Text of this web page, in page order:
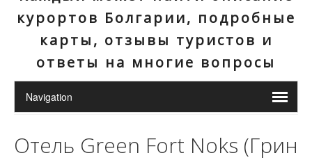
курортов Болгарии, подробные
карты, отзывы туристов и
ответы на многие вопросы
Отель Green Fort Noks (Грин